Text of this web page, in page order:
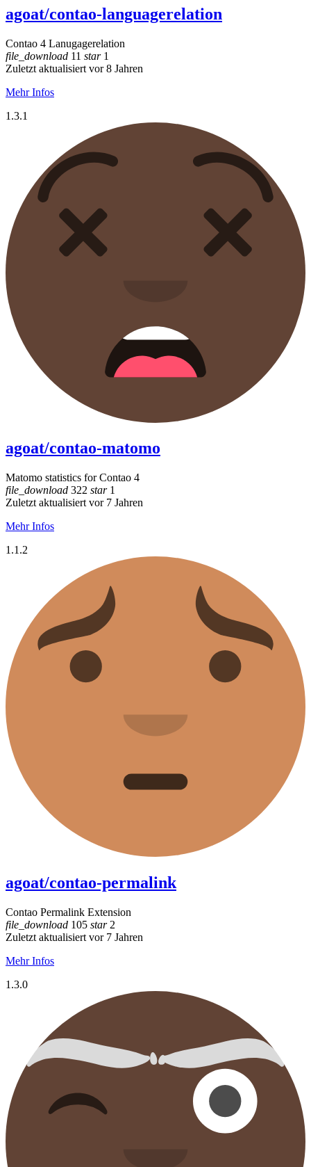
agoat/contao-languagerelation
Contao 4 Lanugagerelation
file_download 11 star1
Zuletzt aktualisiert vor 8 Jahren
Mehr Infos
1.3.1
agoat/contao-matomo
Matomo statistics for Contao 4
file_download 322 star1
Zuletzt aktualisiert vor 7 Jahren
Mehr Infos
1.1.2
agoat/contao-permalink
Contao Permalink Extension
file_download 105 star2
Zuletzt aktualisiert vor 7 Jahren
Mehr Infos
1.3.0